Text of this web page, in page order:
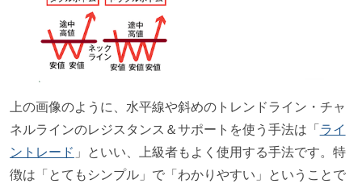
上の画像のように、水平線や斜めのトレンドライン・チャ
ネルラインのレジスタンス＆サポートを使う手法は「ライ
ントレード 」といい、上級者もよく使用する手法です。特
徴は「とてもシンプル」で「わかりやすい」ということで